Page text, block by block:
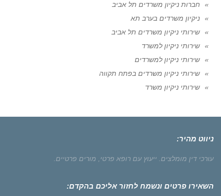
חברות ניקיון משרדים תל אביב
ניקיון משרדים בערב תא
שירותי ניקיון משרדים תל אביב
שירותי ניקיון למשרד
שירותי ניקיון למשרדים
שירותי ניקיון משרדים בפתח תקווה
שירותי ניקיון משרד
ניווט מהיר:
עורכי דין מומלצים. ייעוץ עם רופא פרטי, מורים פרטיים.
השאירו פרטים ונשמח לחזור אליכם בהקדם: